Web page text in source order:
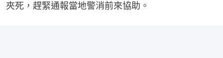
夾死，趕緊通報當地警消前來協助。